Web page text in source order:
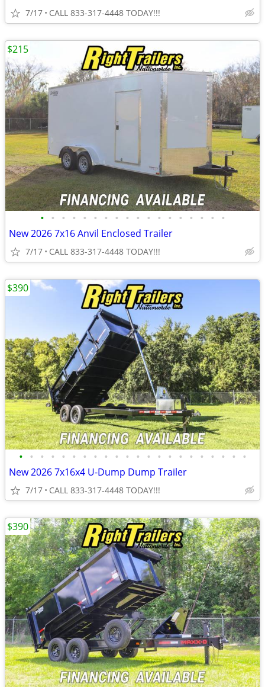
7/17 CALL 833-317-4448 TODAY!!!
• • • • • • • • • • • • • • • • • •
New 2026 7x16 Anvil Enclosed Trailer
7/17 CALL 833-317-4448 TODAY!!!
$215
• • • • • • • • • • • • • • • • • • • • • •
New 2026 7x16x4 U-Dump Dump Trailer
7/17 CALL 833-317-4448 TODAY!!!
$390
$390